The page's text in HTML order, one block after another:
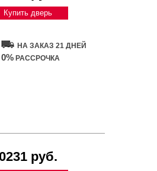
Купить дверь
НА ЗАКАЗ 21 ДНЕЙ
0% РАССРОЧКА
руб.